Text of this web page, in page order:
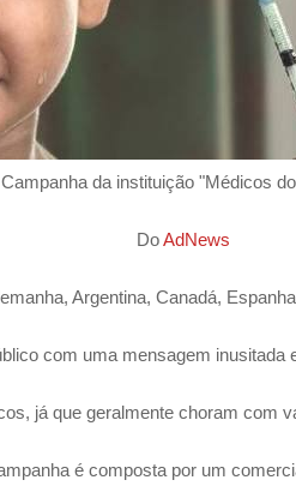
Campanha da instituição "Médicos
DoAdNews
Argentina, Canadá,
com uma mensagem
já que geralmente choram com
é composta por um